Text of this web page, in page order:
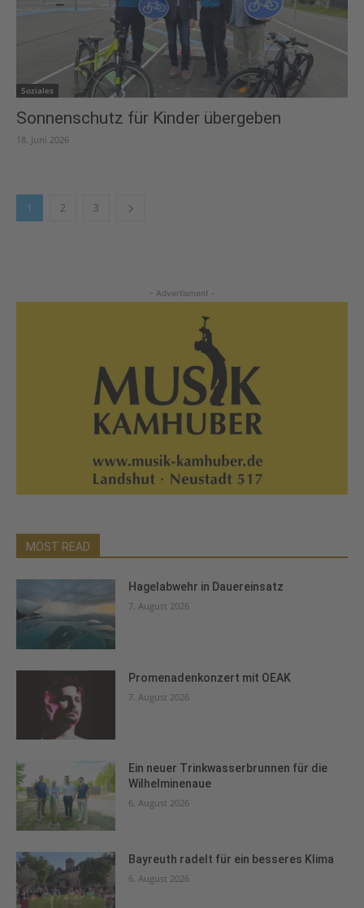
Soziales
Sonnenschutz für Kinder übergeben
18. Juni 2026
1 2 3
- Advertisment -
MOST READ
Hagelabwehr in Dauereinsatz
7. August 2026
Promenadenkonzert mit OEAK
7. August 2026
Ein neuer Trinkwasserbrunnen für die
Wilhelminenaue
6. August 2026
Bayreuth radelt für ein besseres Klima
6. August 2026